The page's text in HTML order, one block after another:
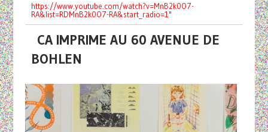
https://www.youtube.com/watch?v=MnB2k0O7-
RA&list=RDMnB2k0O7-RA&start_radio=1"
CA IMPRIME AU 60 AVENUE DE
BOHLEN